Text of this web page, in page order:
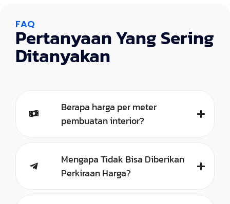
FAQ
Pertanyaan Yang Sering
Ditanyakan
Berapa harga per meter
pembuatan interior?
Mengapa Tidak Bisa Diberikan
Perkiraan Harga?